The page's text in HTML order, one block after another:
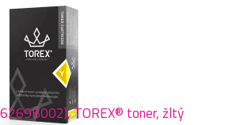
TOREX® toner, žltý